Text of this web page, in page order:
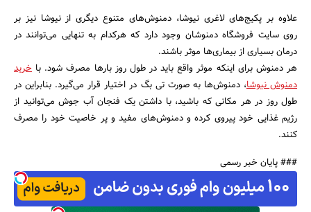
علاوه بر پکیج‌های لاغری نیوشا، دمنوش‌های متنوع دیگری از نیوشا نیز بر
روی سایت فروشگاه دمنوشان وجود دارد که هرکدام به تنهایی می‌توانند در
درمان بسیاری از بیماری‌ها موثر باشند.
هر دمنوش برای اینکه موثر واقع باید در طول روز بارها مصرف شود. با خرید
دمنوش نیوشا، دمنوش‌ها به صورت تی بگ در اختیار قرار می‌گیرد. بنابراین در
طول روز در هر مکانی که باشید، با داشتن یک فنجان آب جوش می‌توانید از
رژیم غذایی خود پیروی کرده و دمنوش‌های مفید و پر خاصیت خود را مصرف
کنند.
### پایان خبر رسمی